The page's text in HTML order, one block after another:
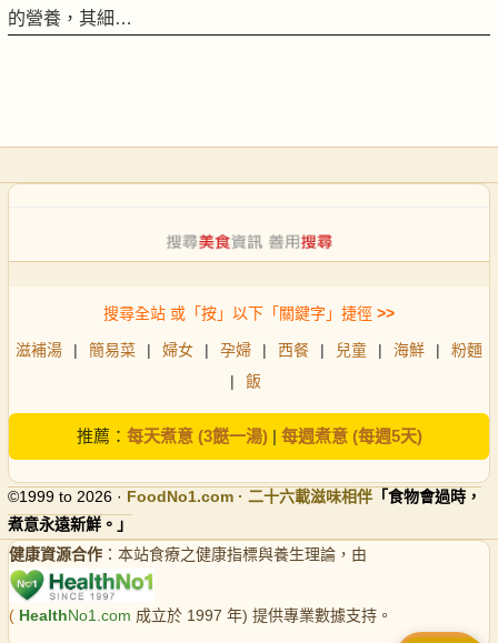
的營養，其細…
搜尋全站 或「按」以下「關鍵字」捷徑 >>
滋補湯 | 簡易菜 | 婦女 | 孕婦 | 西餐 | 兒童 | 海鮮 |
粉麵
|
飯
推薦： 每天煮意 (3餸一湯)| 每週煮意 (每週5天)
©1999 to 2026 · FoodNo1.com · 二十六載滋味相伴 「食物會過時，
煮意永遠新鮮。」
健康資源合作 ：本站食療之健康指標與養生理論，由
( HealthNo1.com 成立於 1997 年) 提供專業數據支持。